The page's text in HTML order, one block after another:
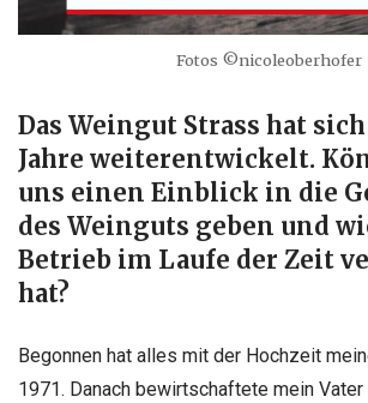
Fotos ©nicoleoberhofer
Das Weingut Strass hat
Jahre weiterentwickelt.
uns einen Einblick in die
des Weinguts geben und
Betrieb im Laufe der Zeit
hat?
Begonnen hat alles mit der Hochzeit
1971. Danach bewirtschaftete mein